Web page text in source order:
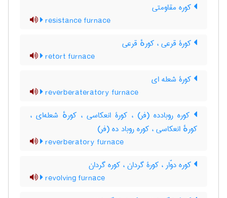
کوره مقاومتی
resistance furnace
کورۀ قرعی ، کورهٔ قرعی
retort furnace
کورۀ شعله ای
reverberateratory furnace
کوره روبادده (فر) ، کورۀ انعکاسی ، کورهٔ شعله‌ای ،
کورهٔ انعکاسی ، کوره روباد ده (فر)
reverberatory furnace
کوره دوّار ، کورۀ گردان ، کوره گردان
revolving furnace